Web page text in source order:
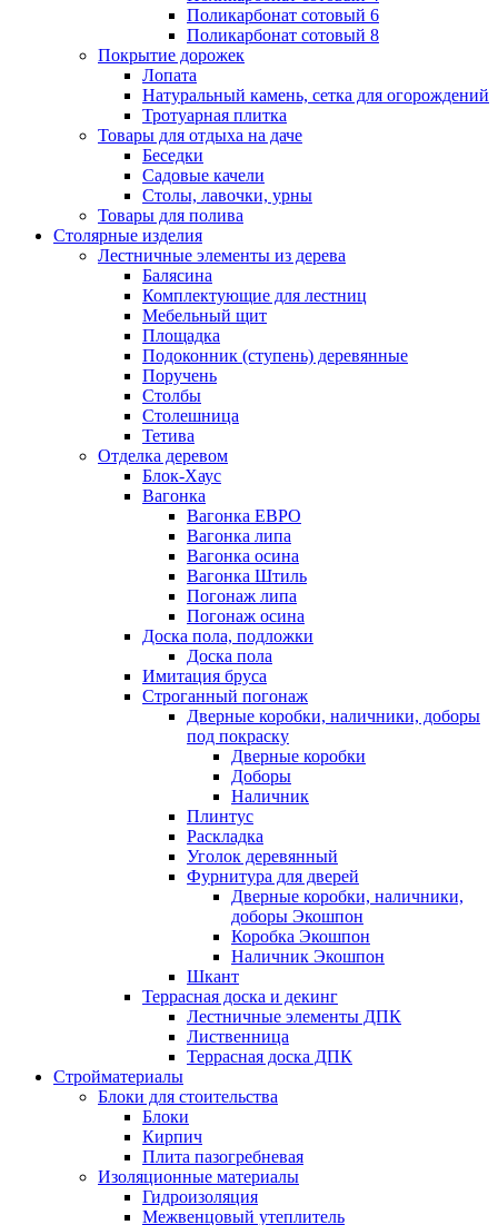
Поликарбонат сотовый 6
Поликарбонат сотовый 8
Покрытие дорожек
Лопата
Натуральный камень, сетка для огорождений
Тротуарная плитка
Товары для отдыха на даче
Беседки
Садовые качели
Столы, лавочки, урны
Товары для полива
Столярные изделия
Лестничные элементы из дерева
Балясина
Комплектующие для лестниц
Мебельный щит
Площадка
Подоконник (ступень) деревянные
Поручень
Столбы
Столешница
Тетива
Отделка деревом
Блок-Хаус
Вагонка
Вагонка ЕВРО
Вагонка липа
Вагонка осина
Вагонка Штиль
Погонаж липа
Погонаж осина
Доска пола, подложки
Доска пола
Имитация бруса
Строганный погонаж
Дверные коробки, наличники, доборы
под покраску
Дверные коробки
Доборы
Наличник
Плинтус
Раскладка
Уголок деревянный
Фурнитура для дверей
Дверные коробки, наличники,
доборы Экошпон
Коробка Экошпон
Наличник Экошпон
Шкант
Террасная доска и декинг
Лестничные элементы ДПК
Лиственница
Террасная доска ДПК
Стройматериалы
Блоки для стоительства
Блоки
Кирпич
Плита пазогребневая
Изоляционные материалы
Гидроизоляция
Межвенцовый утеплитель